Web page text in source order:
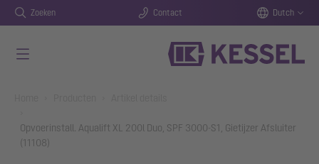
Zoeken Contact Dutch
Opvoerinstall. Aqualift XL 200l Duo, SPF 3000-S1, Gietijzer Afsluiter
(11108)